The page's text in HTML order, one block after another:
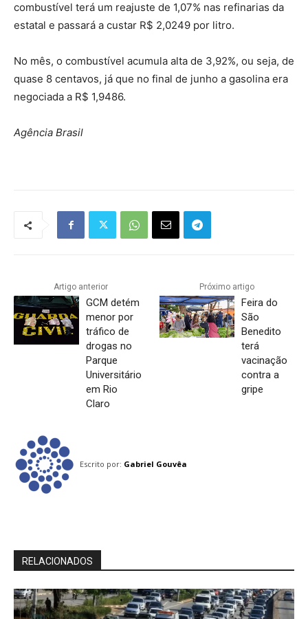
combustível terá um reajuste de 1,07% nas refinarias da
estatal e passará a custar R$ 2,0249 por litro.
No mês, o combustível acumula alta de 3,92%, ou seja, de
quase 8 centavos, já que no final de junho a gasolina era
negociada a R$ 1,9486.
Agência Brasil
Artigo anterior
GCM detém
menor por
tráfico de
drogas no
Parque
Universitário
em Rio
Claro
Próximo artigo
Feira do
São
Benedito
terá
vacinação
contra a
gripe
Escrito por: Gabriel Gouvêa
RELACIONADOS